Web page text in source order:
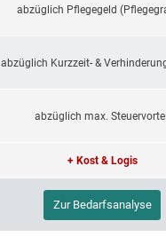
abzüglich Pflegegeld
abzüglich Kurzzeit- &
abzüglich max.
+ Kost & Logis
Zur Bedarfsanalyse